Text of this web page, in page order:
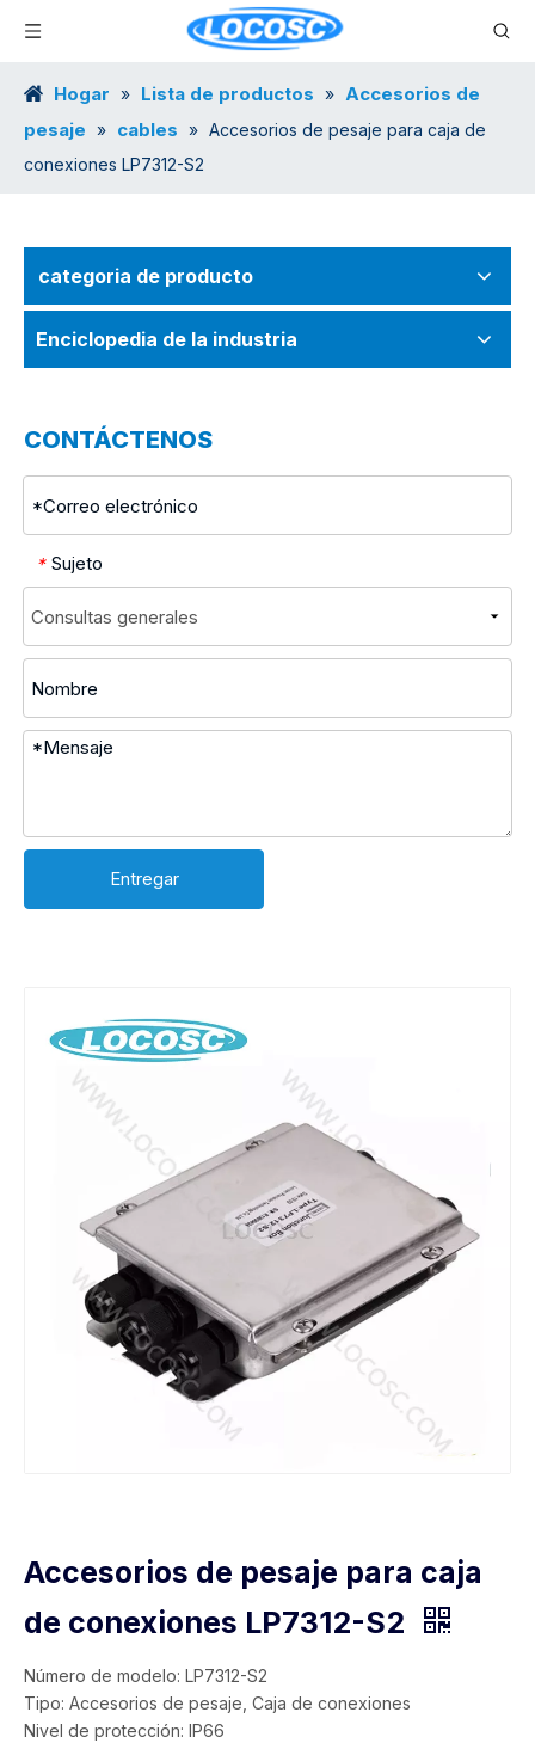
Hogar » Lista de productos » Accesorios de
pesaje » cables » Accesorios de pesaje para caja de
conexiones LP7312-S2
categoria de producto
Enciclopedia de la industria
CONTÁCTENOS
* Sujeto
Entregar
Accesorios de pesaje para caja
de conexiones LP7312-S2
Número de modelo: LP7312-S2
Tipo: Accesorios de pesaje, Caja de conexiones
Nivel de protección: IP66